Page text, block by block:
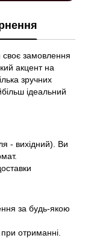
замовлення
акцент на
зручних
ідеальний
- вихідний). Ви
за будь-якою
отриманні.